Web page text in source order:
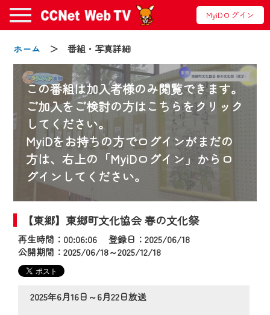
MyiDログイン
ホーム ＞ 番組・写真詳細
この番組は加入者様のみ閲覧できます。
ご加入をご検討の方はこちらをクリック
してください。
MyiDをお持ちの方でログインがまだの
方は、右上の「MyiDログイン」からロ
グインしてください。
【東郷】東郷町文化協会 春の文化祭
再生時間：00:06:06 登録日：2025/06/18
公開期間：2025/06/18～2025/12/18
2025年6月16日～6月22日放送
お知らせ
2024/09/02
動画配信サービス『CCNet Web TV』は2024
年9月24日からリニューアルします！
【変更点】
◆デザイン変更により、お住まいの地域
の動画コンテンツが一目瞭然。
◆当社アプリやＰＣブラウザから、いつ
でも・どこでも・外出先でも！